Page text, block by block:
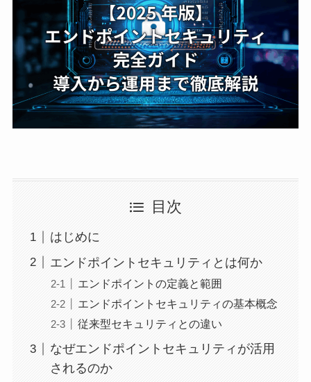
目次
はじめに
エンドポイントセキュリティとは何か
エンドポイントの定義と範囲
エンドポイントセキュリティの基本概念
従来型セキュリティとの違い
なぜエンドポイントセキュリティが活用
されるのか